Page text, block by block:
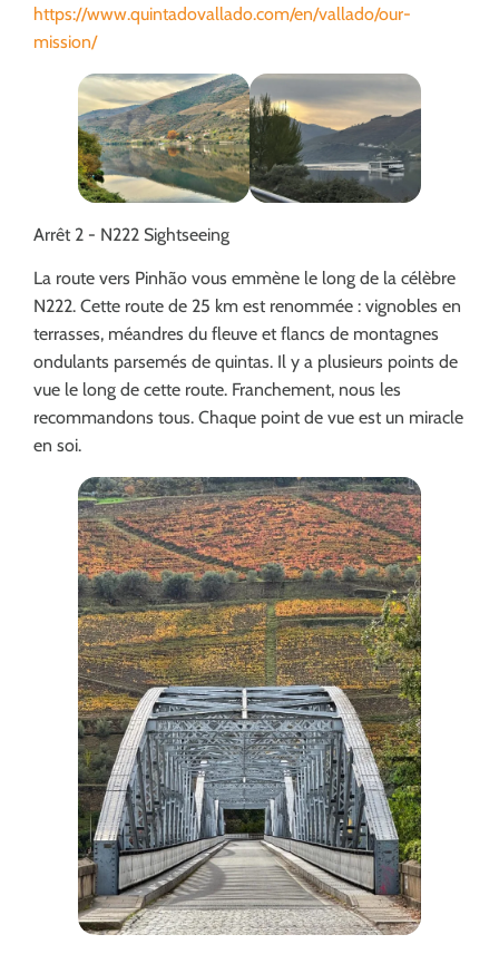
https://www.quintadovallado.com/en/vallado/our-
mission/
Arrêt 2 - N222 Sightseeing
La route vers Pinhão vous emmène le long de la célèbre
N222. Cette route de 25 km est renommée : vignobles en
terrasses, méandres du fleuve et flancs de montagnes
ondulants parsemés de quintas. Il y a plusieurs points de
vue le long de cette route. Franchement, nous les
recommandons tous. Chaque point de vue est un miracle
en soi.